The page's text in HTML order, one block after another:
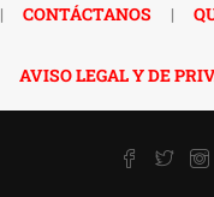
| CONTÁCTANOS |
AVISO LEGAL Y DE